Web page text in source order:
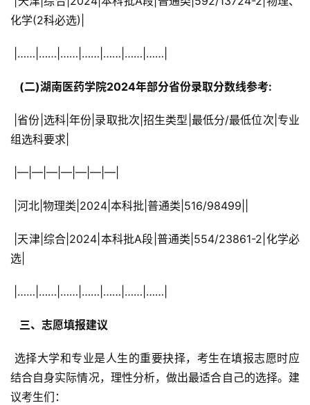
化学(2科必选)|
|……|……|……|……|……|……|……|
  (二)湖南医药学院2024年部分省份录取分数线参考:
组选科要求|
|—|—|—|—|—|—|—|
|河北|物理类|2024|本科批|普通类|516/98499||
选|
|……|……|……|……|……|……|……|
  三、志愿填报建议
结合自身实际情况，理性分析，做出最适合自己的选择。建
议考生们：